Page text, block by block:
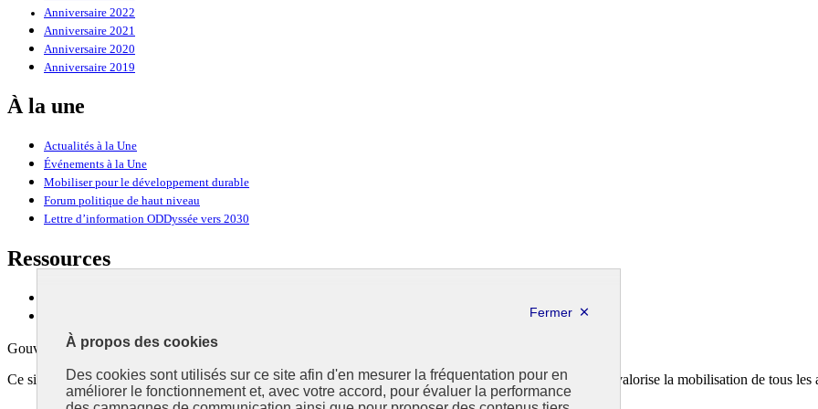
À propos des cookies
Des cookies sont utilisés sur ce site afin d'en mesurer la fréquentation pour en
améliorer le fonctionnement et, avec votre accord, pour évaluer la performance
Anniversaire 2022
Anniversaire 2021
Anniversaire 2020
Anniversaire 2019
À la une
Actualités à la Une
Événements à la Une
Mobiliser pour le développement durable
Forum politique de haut niveau
Lettre d’information ODDyssée vers 2030
Ressources
Gouvernement
Ce site propose l’information de référence concernant l’Agenda 2030 et la feuille de route de la France. Il valorise la mobilisation de tous les